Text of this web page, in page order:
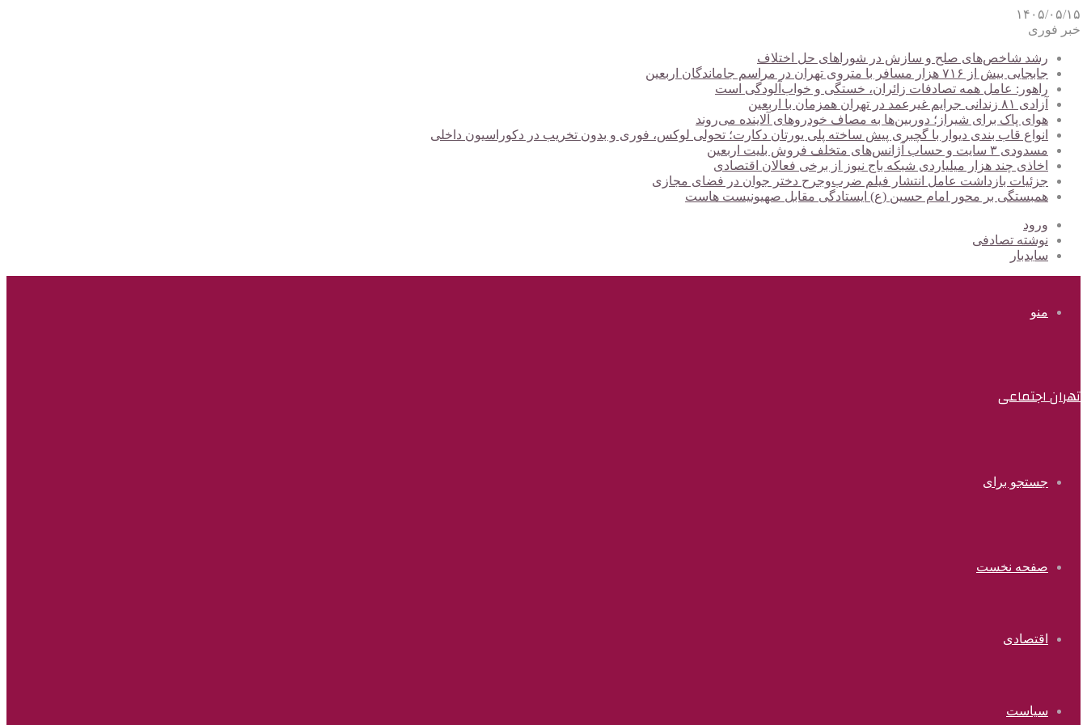
۱۴۰۵/۰۵/۱۵
خبر فوری
رشد شاخص‌های صلح و سازش در شوراهای حل اختلاف
جابجایی بیش از ۷۱۶ هزار مسافر با متروی تهران در مراسم جاماندگان اربعین
راهور: عامل همه تصادفات زائران، خستگی و خواب‌آلودگی است
آزادی ۸۱ زندانی جرایم غیرعمد در تهران همزمان با اربعین
هوای پاک برای شیراز؛ دوربین‌ها به مصاف خودروهای آلاینده می‌روند
انواع قاب بندی دیوار با گچبری پیش ساخته پلی یورتان دکارت؛ تحولی لوکس، فوری و بدون تخریب در دکوراسیون داخلی
مسدودی ۳ سایت و حساب آژانس‌های متخلف فروش بلیت اربعین
اخاذی چند هزار میلیاردی شبکه باج نیوز از برخی فعالان اقتصادی
جزئیات بازداشت عامل انتشار فیلم ضرب‌وجرح دختر جوان در فضای مجازی
همبستگی بر محور امام حسین (ع) ایستادگی مقابل صهیونیست هاست
ورود
نوشته تصادفی
سایدبار
منو
تهران اجتماعی
جستجو برای
صفحه نخست
اقتصادی
سیاست